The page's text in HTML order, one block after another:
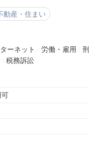
動産・住まい
ーネット 労働・雇用
刑
税務訴訟
可